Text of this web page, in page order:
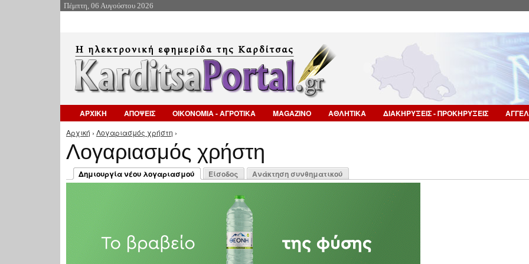
Πέμπτη, 06 Αυγούστου 2026
ΑΡΧΙΚΗ ΑΠΟΨΕΙΣ ΟΙΚΟΝΟΜΙΑ - ΑΓΡΟΤΙΚΑ MAGAZINO ΑΘΛΗΤΙΚΑ ΔΙΑΚΗΡΥΞΕΙΣ - ΠΡΟΚΗΡΥΞΕΙΣ
Είστε εδώ
Αρχική › Λογαριασμός χρήστη ›
Λογαριασμός χρήστη
Πρωτεύουσες καρτέλες
Δημιουργία νέου λογαριασμού
(ενεργή καρτέλα)
Είσοδος Ανάκτηση συνθηματικού